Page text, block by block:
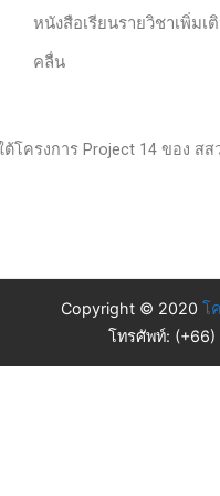
หนังสือเรียนรายวิชาเพิ่ม
คลื่น
โครงการ Project 14 ของ สส
Copyright © 2020 โ
โทรศัพท์: